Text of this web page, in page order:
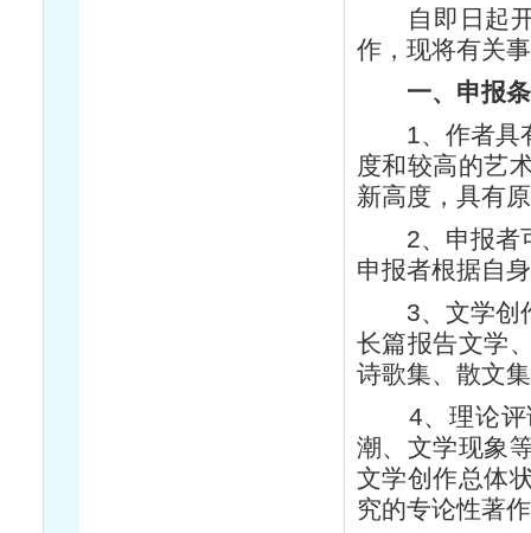
自即日起开
作，现将有关
一、申报
1、作者具有
度和较高的艺
新高度，具有
2、申报者可
申报者根据自
3、文学创作
长篇报告文学
诗歌集、散文
4、理论评论
潮、文学现象
文学创作总体
究的专论性著